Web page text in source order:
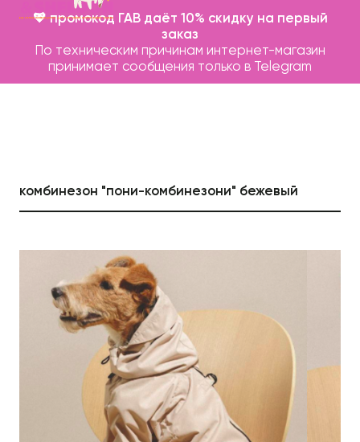
💖 промокод ГАВ даёт 10% скидку на первый
заказ
По техническим причинам интернет-магазин
принимает сообщения только в Telegram
комбинезон "пони-комбинезони" бежевый
Бренды
Записаться на груминг
О нас